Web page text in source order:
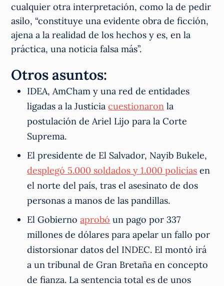
cualquier otra interpretación, como la de pedir
asilo, “constituye una evidente obra de ficción,
ajena a la realidad de los hechos y es, en la
práctica, una noticia falsa más”.
Otros asuntos:
IDEA, AmCham y una red de entidades
ligadas a la Justiciacuestionaron la
postulación de Ariel Lijo para la Corte
Suprema.
El presidente de El Salvador, Nayib Bukele,
desplegó 5.000 soldados y 1.000 policías en
el norte del país, tras el asesinato de dos
personas a manos de las pandillas.
El Gobiernoaprobó un pago por 337
millones de dólares para apelar un fallo por
distorsionar datos del INDEC. El montó irá
a un tribunal de Gran Bretaña en concepto
de fianza. La sentencia total es de unos